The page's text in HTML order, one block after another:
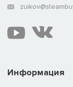
Информация